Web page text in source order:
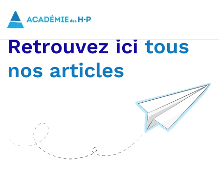
Skip to main content
Retrouvez icitous
nos articles